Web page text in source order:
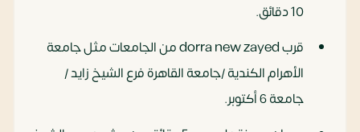
10 دقائق.
قرب dorra new zayed من الجامعات مثل جامعة
الأهرام الكندية /جامعة القاهرة فرع الشيخ زايد /
جامعة 6 أكتوبر.